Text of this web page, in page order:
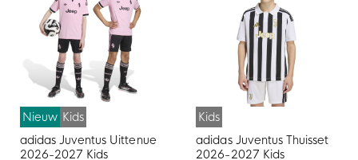
Nieuw Kids
adidas Juventus Uittenue
2026-2027 Kids
Kids
adidas Juventus Thuisset
2026-2027 Kids